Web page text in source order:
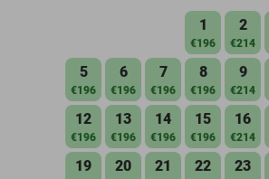
1
€196
2
€214
5
€196
6
€196
7
€196
8
€196
9
€214
12
€196
13
€196
14
€196
15
€196
16
€214
19 20 21 22 23